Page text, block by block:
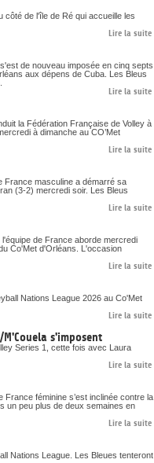
de l'île de Ré qui accueille les
Lire la suite
de nouveau imposée en cinq septs
aux dépens de Cuba. Les Bleus
Lire la suite
la Fédération Française de Volley à
à dimanche au CO’Met
Lire la suite
France masculine a démarré sa
(3-2) mercredi soir. Les Bleus
Lire la suite
de France aborde mercredi
Co'Met d'Orléans. L'occasion
Lire la suite
Nations League 2026 au Co'Met
Lire la suite
M'Couela s'imposent
Series 1, cette fois avec Laura
Lire la suite
France féminine s’est inclinée contre la
un peu plus de deux semaines en
Lire la suite
Nations League. Les Bleues tenteront